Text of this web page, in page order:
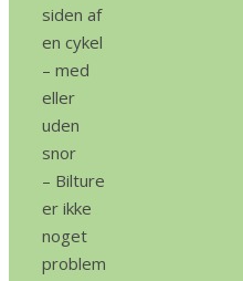
siden af ​​
en cykel
– med
eller
uden
snor
– Bilture
er ikke
noget
problem